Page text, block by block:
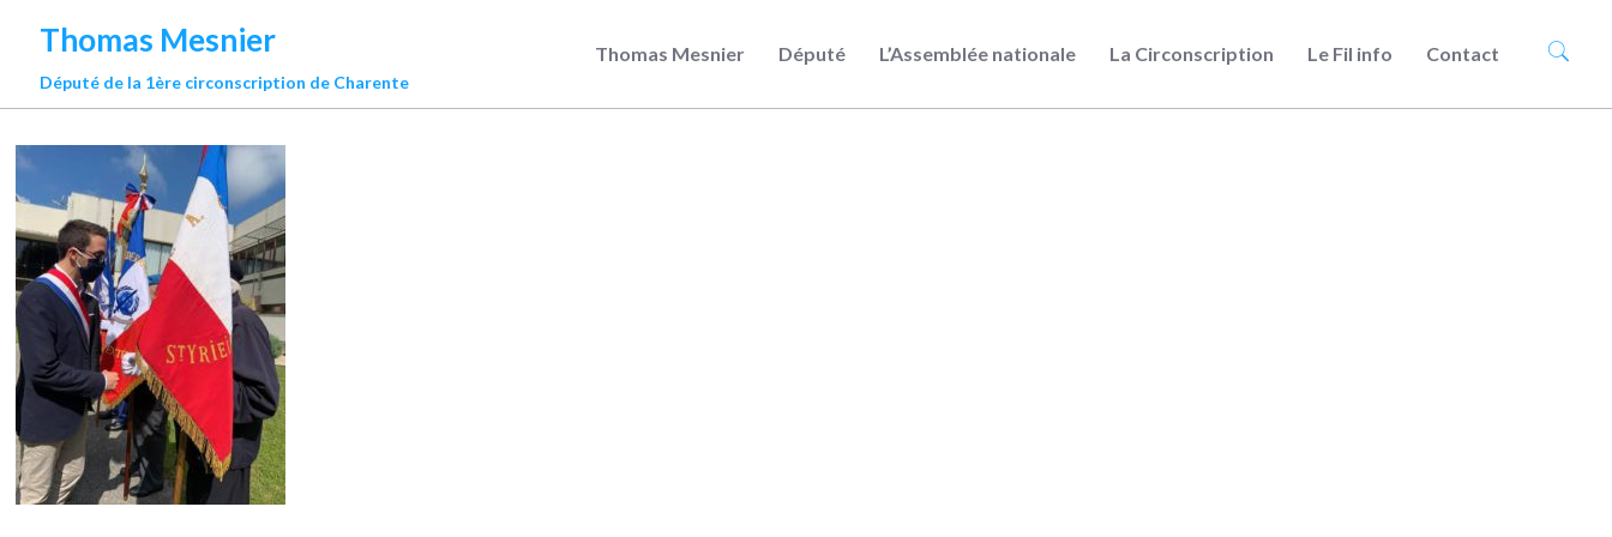
Thomas Mesnier
Député de la 1ère circonscription de Charente
Thomas Mesnier Député L’Assemblée nationale La Circonscription Le Fil info Contact